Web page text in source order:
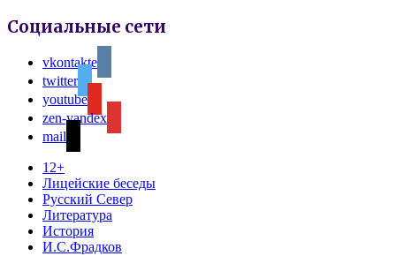
Социальные сети
vkontakte
twitter
youtube
zen-yandex
mail
12+
Лицейские беседы
Русский Север
Литература
История
И.С.Фрадков